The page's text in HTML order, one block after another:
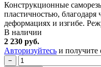
Конструкционные
пластичностью,
деформациях и изгибе.
В наличии
2 230 руб.
Авторизуйтесь и получите
−